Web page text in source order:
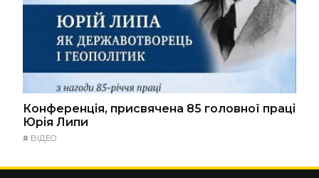
Конференція, присвячена 85 головної праці
Юрія Липи
# ВІДЕО